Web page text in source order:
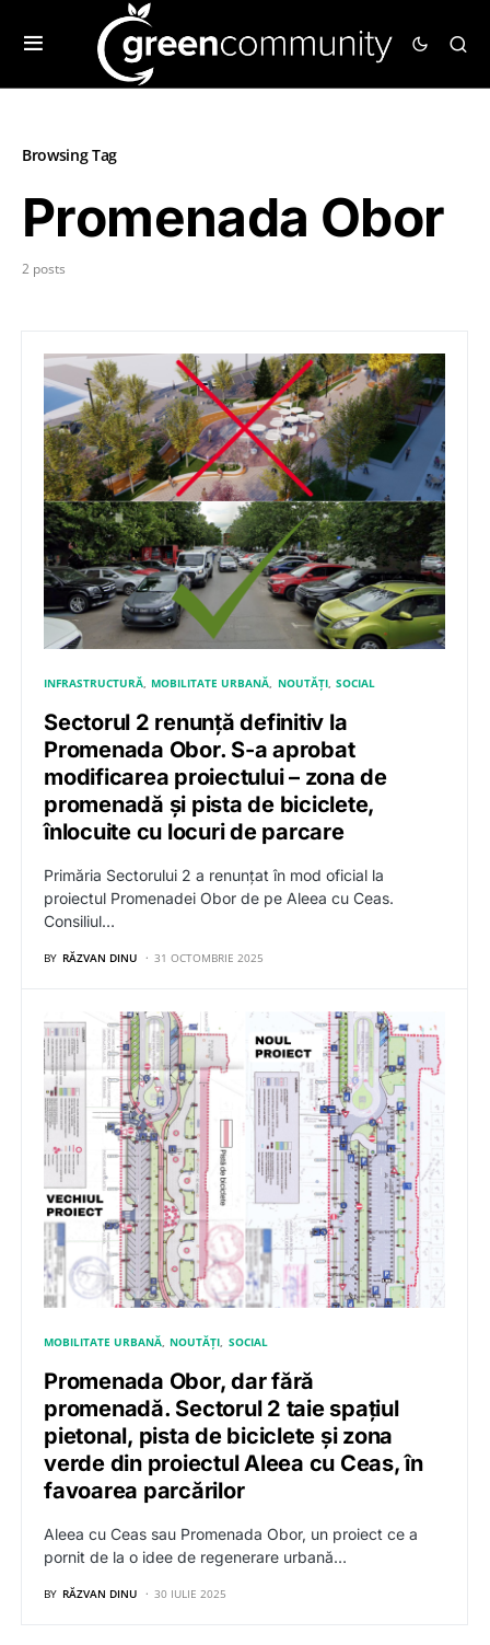
Browsing Tag
Promenada Obor
2 posts
INFRASTRUCTURĂ MOBILITATE URBANĂ NOUTĂȚI SOCIAL
Sectorul 2 renunță definitiv la
Promenada Obor. S-a aprobat
modificarea proiectului – zona de
promenadă și pista de biciclete,
înlocuite cu locuri de parcare
Primăria Sectorului 2 a renunțat în mod oficial la
proiectul Promenadei Obor de pe Aleea cu Ceas.
Consiliul…
BY RĂZVAN DINU 31 OCTOMBRIE 2025
MOBILITATE URBANĂ NOUTĂȚI SOCIAL
Promenada Obor, dar fără
promenadă. Sectorul 2 taie spațiul
pietonal, pista de biciclete și zona
verde din proiectul Aleea cu Ceas, în
favoarea parcărilor
Aleea cu Ceas sau Promenada Obor, un proiect ce a
pornit de la o idee de regenerare urbană…
BY RĂZVAN DINU 30 IULIE 2025